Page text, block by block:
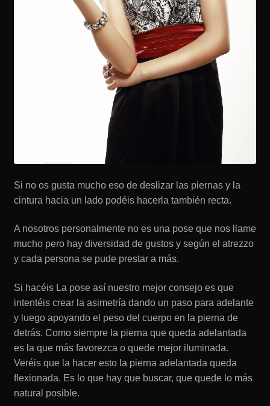
Si no os gusta mucho eso de deslizar las piernas y la
cintura hacia un lado podéis hacerla también recta.
A nosotros personalmente no es una pose que nos llame
mucho pero hay diversidad de gustos y según el atrezzo
y cada persona se pude prestar a más.
Si hacéis La pose así nuestro mejor consejo es que
intentéis crear la asimetría dando un paso para adelante
y luego apoyando el peso del cuerpo en la pierna de
detrás. Como siempre la pierna que queda adelantada
es la que más favorezca o quede mejor iluminada.
Veréis que la hacer esto la pierna adelantada queda
flexionada. Es lo que hay que buscar, que quede lo más
natural posible.